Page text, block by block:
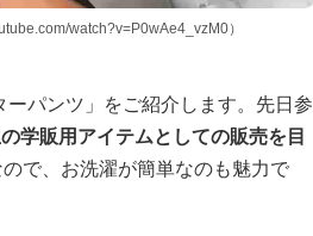
watch?v=P0wAe4_vzM0）
パンツ」をご紹介します。先日参
学販用アイテムとしての販売を目
で、お洗濯が簡単なのも魅力で